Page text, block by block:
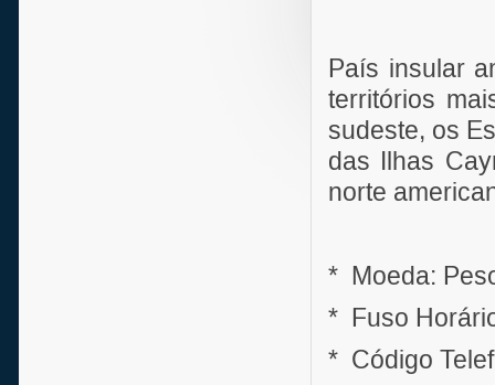
País insular
territórios
sudeste, os
das Ilhas
norte
* Moeda:
* Fuso
* Código